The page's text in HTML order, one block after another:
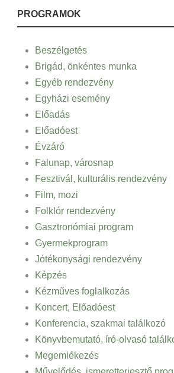
PROGRAMOK
Beszélgetés
Brigád, önkéntes munka
Egyéb rendezvény
Egyházi esemény
Előadás
Előadóest
Évzáró
Falunap, városnap
Fesztivál, kulturális rendezvény
Film, mozi
Folklór rendezvény
Gasztronómiai program
Gyermekprogram
Jótékonysági rendezvény
Képzés
Kézműves foglalkozás
Koncert, Előadóest
Konferencia, szakmai találkozó
Könyvbemutató, író-olvasó
Megemlékezés